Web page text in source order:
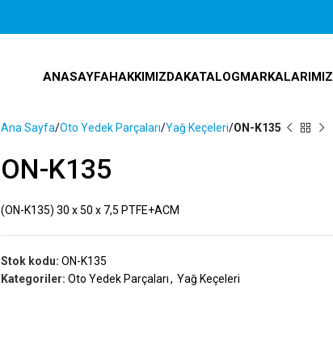
ANASAYFAHAKKIMIZDAKATALOGMARKALARIMIZ
Ana Sayfa Oto Yedek Parçaları Yağ Keçeleri ON-K135
ON-K135
(ON-K135) 30 x 50 x 7,5 PTFE+ACM
Stok kodu: ON-K135
Kategoriler: Oto Yedek Parçaları, Yağ Keçeleri